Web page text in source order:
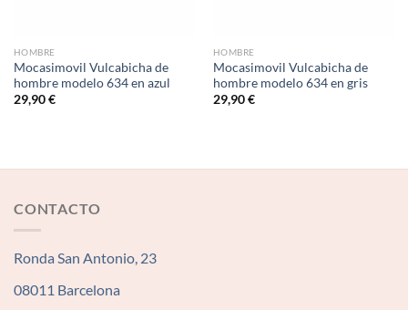
HOMBRE
Mocasimovil Vulcabicha de
hombre modelo 634 en azul
29,90€
HOMBRE
Mocasimovil Vulcabicha de
hombre modelo 634 en gris
29,90€
CONTACTO
Ronda San Antonio, 23
08011 Barcelona